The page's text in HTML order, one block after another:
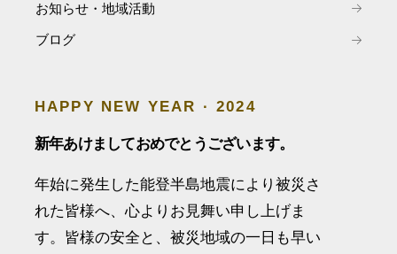
お知らせ・地域活動
ブログ
HAPPY NEW YEAR · 2024
新年あけましておめでとうございます。
年始に発生した能登半島地震により被災さ
れた皆様へ、心よりお見舞い申し上げま
す。皆様の安全と、被災地域の一日も早い